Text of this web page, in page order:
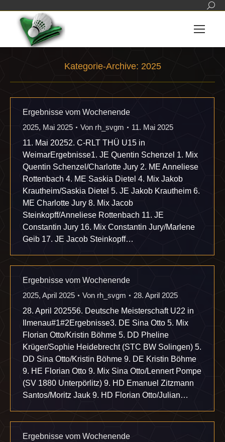
Kategorie-Archive: 2025
Ergebnisse vom Wochenende
2025, Mai 2025 Von rh_svgm
11. Mai 2025
11. Mai 20252. C-RLT THÜ U15 in
WeimarErgebnisse1. JE Quentin Schenzel 1. Mix
Quentin Schenzel/Charlotte Jury 2. ME Anneliese
Rottenbach 4. ME Saskia Dietel 4. Mix Jakob
Krautheim/Saskia Dietel 5. JE Jakob Krautheim 6.
ME Charlotte Jury 8. Mix Jacob
Steinkopff/Anneliese Rottenbach 11. JE
Constantin Jury 16. Mix Constantin Jury/Marlene
Geib 17. JE Jacob Steinkopff…
Ergebnisse vom Wochenende
2025, April 2025 Von rh_svgm
28. April 2025
28. April 202556. Deutsche Meisterschaft U22 in
Ilmenau#1#2Ergebnisse3. DE Sina Otto 5. Mix
Florian Otto/Kristin Böhme 5. DD Pheline
Krüger/Sophie Heidebrecht (STC BW Solingen) 5.
DD Sina Otto/Kristin Böhme 9. DE Kristin Böhme
9. HE Florian Otto 9. Mix Sina Otto/Lennert Pompe
(SV 1880 Unterpörlitz) 9. HD Emanuel Zitzmann
Santos/Moritz Jauk 9. HD Florian Otto/Julian…
Ergebnisse vom Wochenende